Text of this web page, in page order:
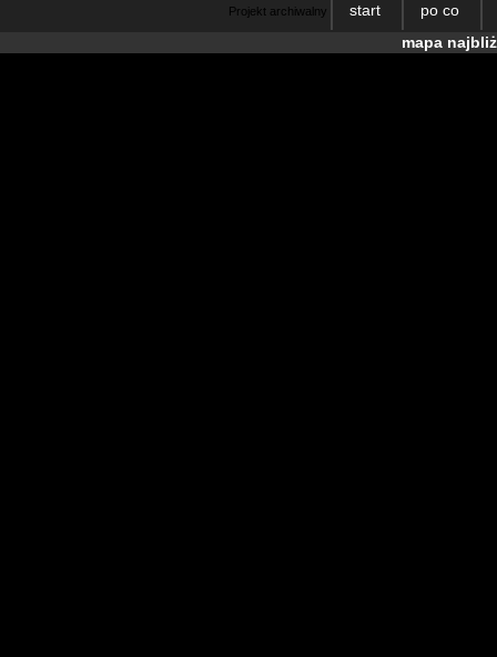
Projekt archiwalny start
po co
mapa